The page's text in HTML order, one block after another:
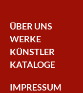
ÜBER UNS
WERKE
KÜNSTLER
KATALOGE
IMPRESSUM